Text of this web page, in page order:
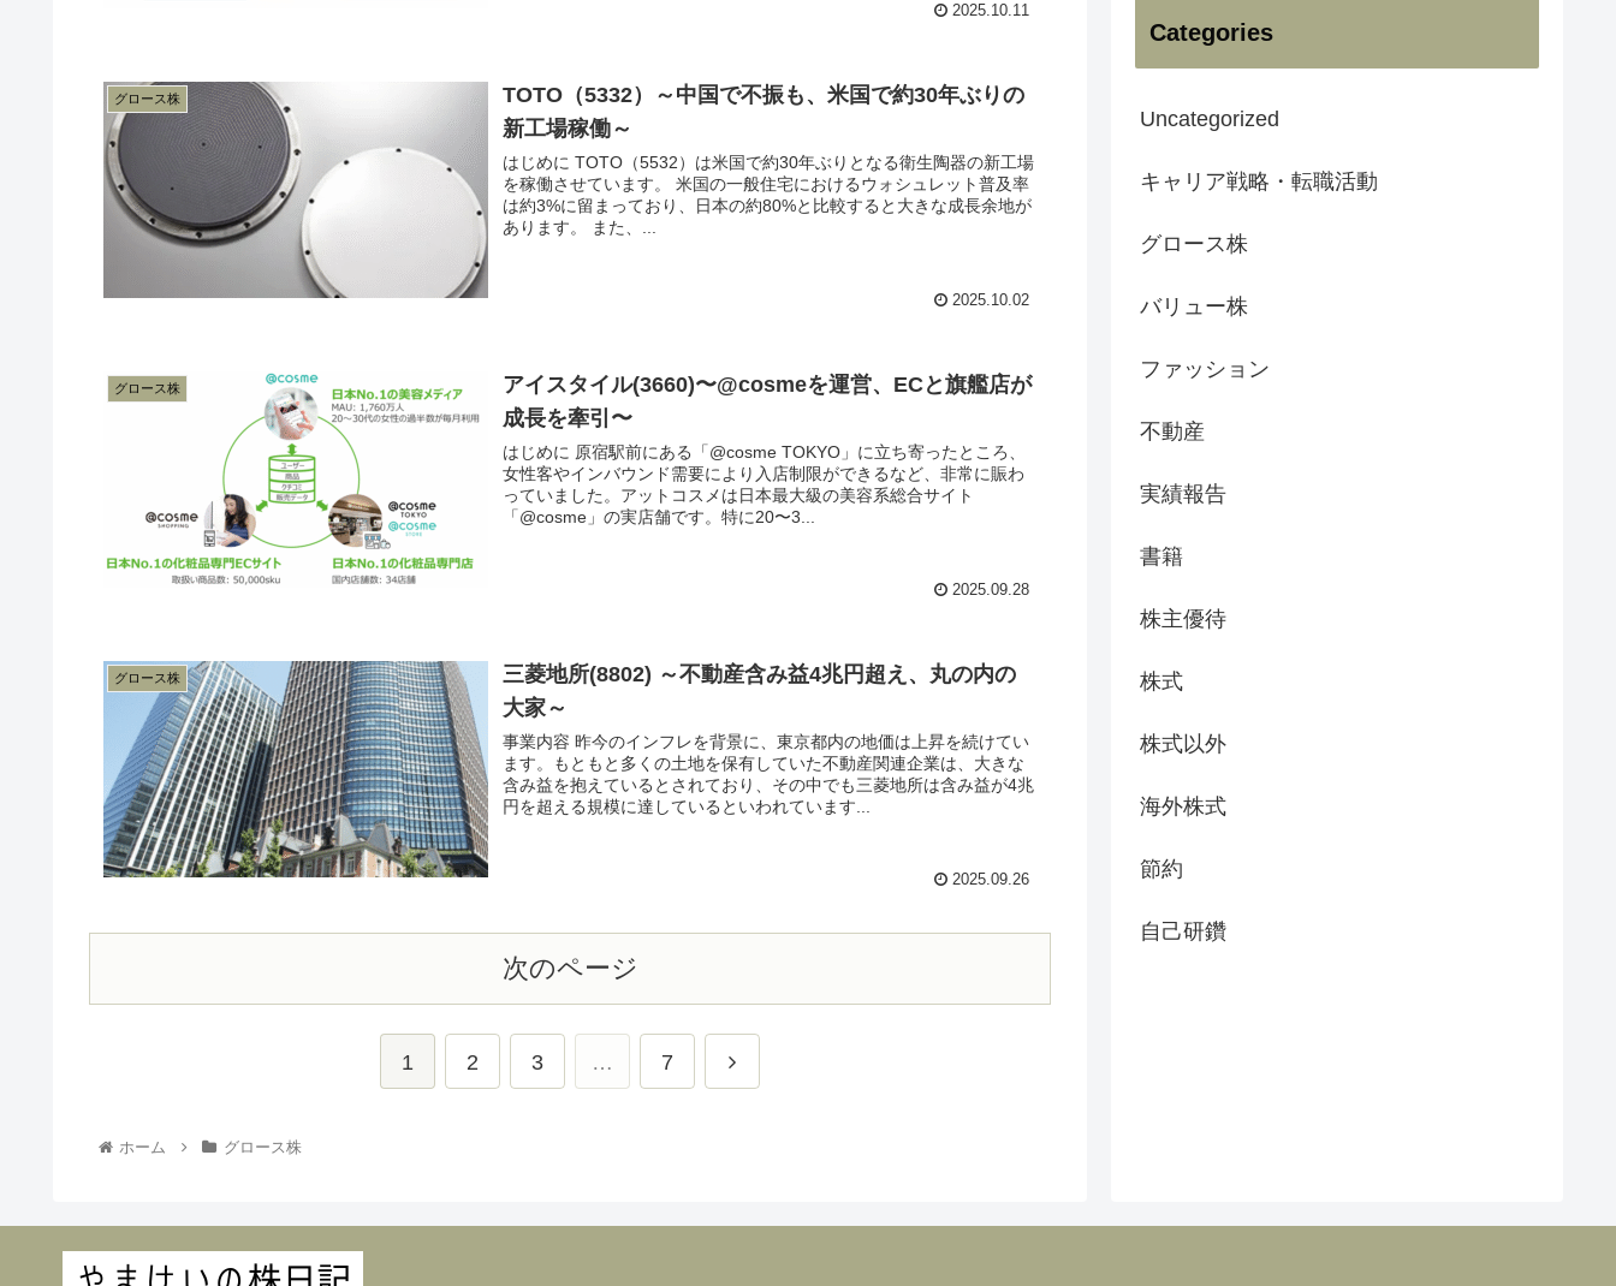
2025.10.11
グロース株
TOTO（5332）～中国で不振も、米国で約30年ぶりの
新工場稼働～
はじめに TOTO（5532）は米国で約30年ぶりとなる衛生陶器の新工場
を稼働させています。 米国の一般住宅におけるウォシュレット普及率
は約3%に留まっており、日本の約80%と比較すると大きな成長余地が
あります。 また、...
2025.10.02
グロース株
アイスタイル(3660)〜@cosmeを運営、ECと旗艦店が
成長を牽引〜
はじめに 原宿駅前にある「@cosme TOKYO」に立ち寄ったところ、
女性客やインバウンド需要により入店制限ができるなど、非常に賑わ
っていました。アットコスメは日本最大級の美容系総合サイト
「@cosme」の実店舗です。特に20〜3...
2025.09.28
グロース株
三菱地所(8802) ～不動産含み益4兆円超え、丸の内の
大家～
事業内容 昨今のインフレを背景に、東京都内の地価は上昇を続けてい
ます。もともと多くの土地を保有していた不動産関連企業は、大きな
含み益を抱えているとされており、その中でも三菱地所は含み益が4兆
円を超える規模に達しているといわれています...
2025.09.26
次のページ
1 2 3 … 7
ホーム グロース株
Categories
Uncategorized
キャリア戦略・転職活動
グロース株
バリュー株
ファッション
不動産
実績報告
書籍
株主優待
株式
株式以外
海外株式
節約
自己研鑽